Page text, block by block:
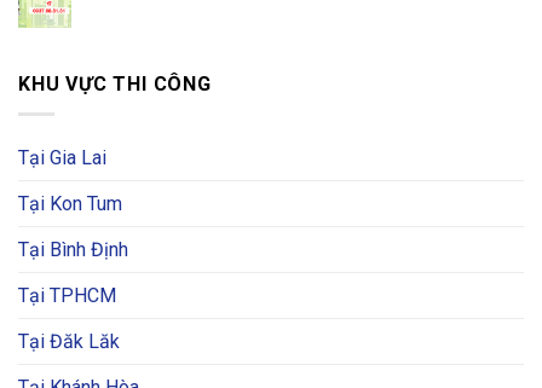
KHU VỰC THI CÔNG
Tại Gia Lai
Tại Kon Tum
Tại Bình Định
Tại TPHCM
Tại Đăk Lăk